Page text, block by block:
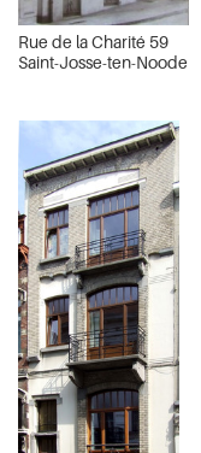
Rue de la Charité 59
Saint-Josse-ten-Noode